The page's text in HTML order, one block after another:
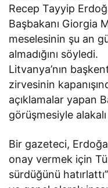
Recep Tayyip
Başbakanı Giorgia
meselesinin şu an
almadığını söyledi.
Litvanya’nın
zirvesinin
açıklamalar yapan
görüşmesiyle
Bir gazeteci,
onay vermek için
sürdüğünü